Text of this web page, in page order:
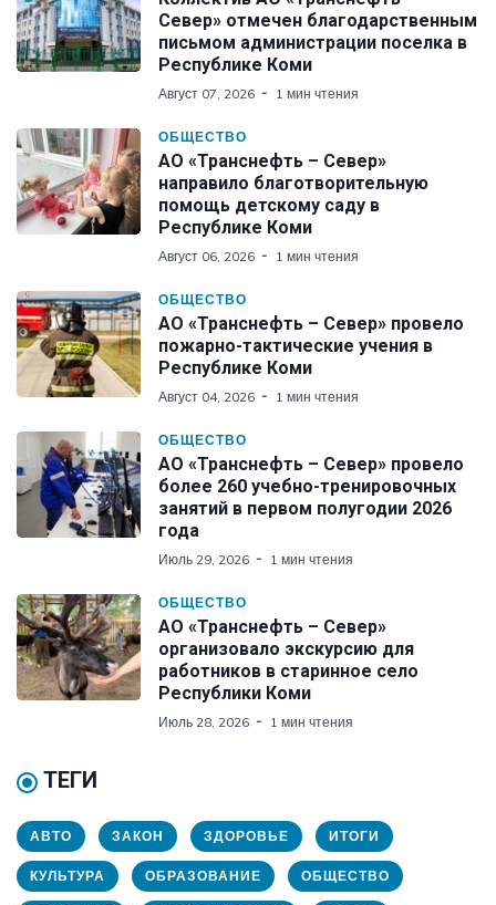
Север» отмечен благодарственным
письмом администрации поселка в
Республике Коми
Август 07, 2026 1 мин чтения
ОБЩЕСТВО
АО «Транснефть – Север»
направило благотворительную
помощь детскому саду в
Республике Коми
Август 06, 2026 1 мин чтения
ОБЩЕСТВО
АО «Транснефть – Север» провело
пожарно-тактические учения в
Республике Коми
Август 04, 2026 1 мин чтения
ОБЩЕСТВО
АО «Транснефть – Север» провело
более 260 учебно-тренировочных
занятий в первом полугодии 2026
года
Июль 29, 2026 1 мин чтения
ОБЩЕСТВО
АО «Транснефть – Север»
организовало экскурсию для
работников в старинное село
Республики Коми
Июль 28, 2026 1 мин чтения
ТЕГИ
АВТО ЗАКОН ЗДОРОВЬЕ ИТОГИ
КУЛЬТУРА ОБРАЗОВАНИЕ ОБЩЕСТВО